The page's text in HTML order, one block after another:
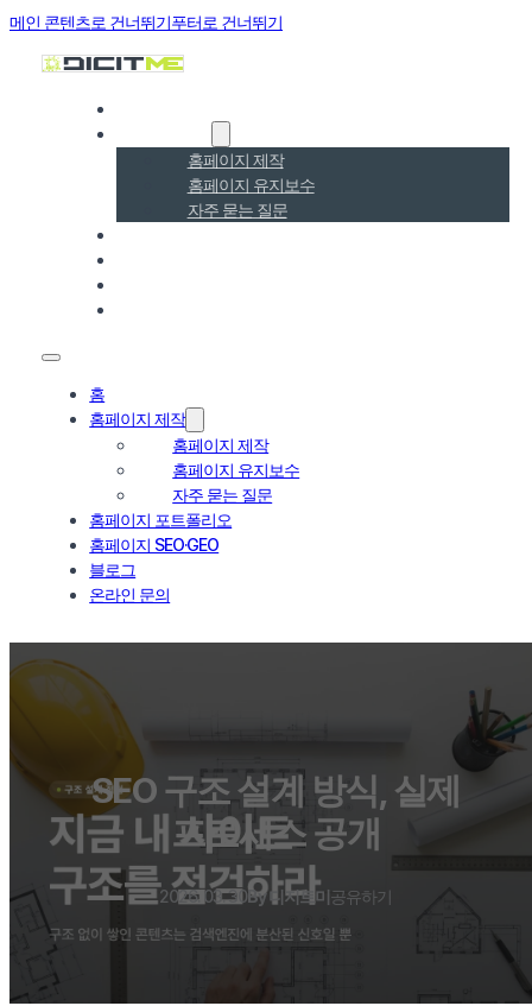
메인 콘텐츠로 건너뛰기푸터로 건너뛰기
홈페이지 제작
홈페이지 유지보수
자주 묻는 질문
홈
홈페이지 제작
홈페이지 제작
홈페이지 유지보수
자주 묻는 질문
홈페이지 포트폴리오
홈페이지 SEO·GEO
블로그
온라인 문의
SEO 구조 설계 방식, 실제
프로세스 공개
2026. 03. 30By 디지트미공유하기